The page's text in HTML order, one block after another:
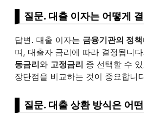
질문. 대출 이자는 어떻게
답변. 대출 이자는 금융기관의 정책
며, 대출자 금리에 따라 결정됩니
동금리와 고정금리 중 선택할 수
장단점을 비교하는 것이 중요합니
질문. 대출 상환 방식은 어